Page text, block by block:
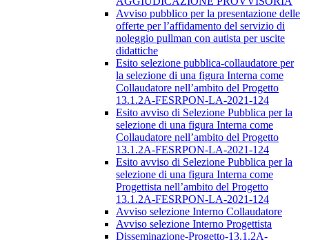
Avviso pubblico per la presentazione delle
offerte per l’affidamento del servizio di
noleggio pullman con autista per uscite
didattiche
Esito selezione pubblica-collaudatore per
la selezione di una figura Interna come
Collaudatore nell’ambito del Progetto
13.1.2A-FESRPON-LA-2021-124
Esito avviso di Selezione Pubblica per la
selezione di una figura Interna come
Collaudatore nell’ambito del Progetto
13.1.2A-FESRPON-LA-2021-124
Esito avviso di Selezione Pubblica per la
selezione di una figura Interna come
Progettista nell’ambito del Progetto
13.1.2A-FESRPON-LA-2021-124
Avviso selezione Interno Collaudatore
Avviso selezione Interno Progettista
Disseminazione-Progetto-13.1.2A-